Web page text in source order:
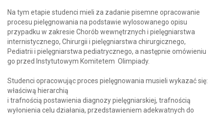
Na tym etapie studenci mieli za zadanie pisemne opracowanie
procesu pielęgnowania na podstawie wylosowanego opisu
przypadku w zakresie Chorób wewnętrznych i pielęgniarstwa
internistycznego, Chirurgii i pielęgniarstwa chirurgicznego,
Pediatrii i pielęgniarstwa pediatrycznego, a następnie omówieniu
go przed Instytutowym Komitetem Olimpiady.
Studenci opracowując proces pielęgnowania musieli wykazać się:
właściwą hierarchią
i trafnością postawienia diagnozy pielęgniarskiej, trafnością
wyłonienia celu działania, przedstawieniem adekwatnych do